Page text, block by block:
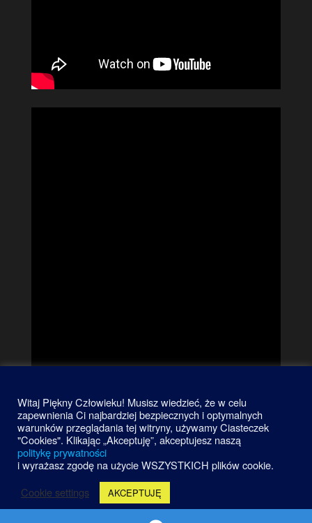
Dumnie wspierane przezWordPress
Witaj Piękny Człowieku! Musisz wiedzieć, że w celu
zapewnienia Ci najbardziej bezpiecznych i optymalnych
warunków przeglądania tej witryny, używamy Ciasteczek
"Cookies". Klikając „Akceptuję”, akceptujesz naszą
politykę prywatności
i wyrażasz zgodę na użycie WSZYSTKICH plików cookie.
Cookie settings
AKCEPTUJĘ